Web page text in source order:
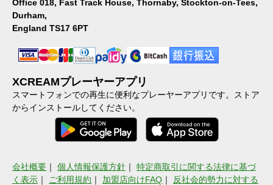
Office 018, Fast Track House, Thornaby, Stockton-on-Tees,
Durham,
England TS17 6PT
XCREAMプレーヤーアプリ
スマートフォンでの再生に便利なプレーヤーアプリです。ストア
からインストールしてください。
会社概要 ｜ 個人情報保護方針 ｜ 特定商取引に関する法律に基づ
く表示 ｜ ご利用規約 ｜ 加盟店向けFAQ ｜ 反社会的勢力に対する